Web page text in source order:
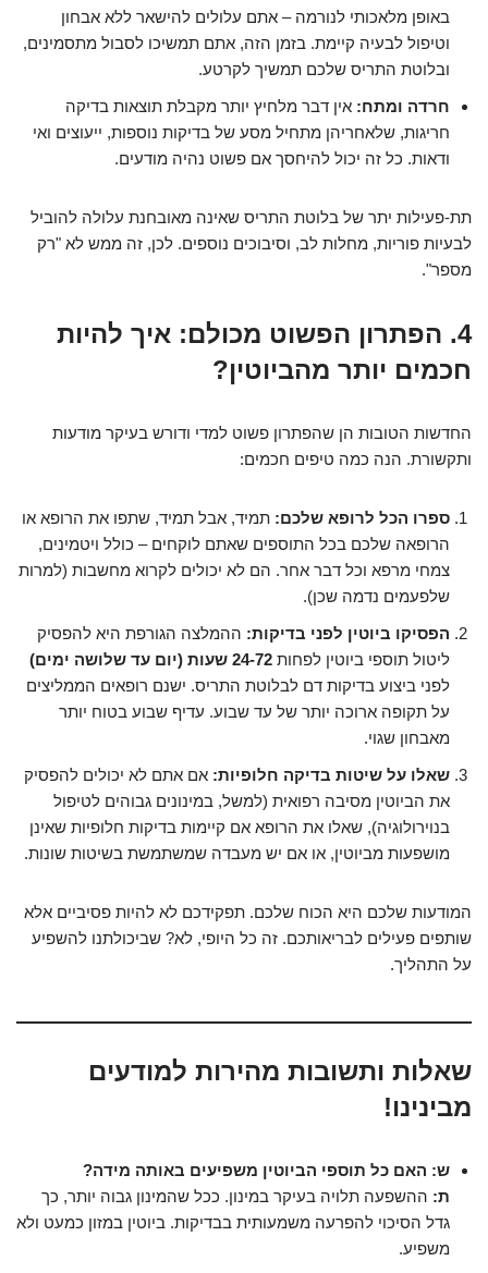
באופן מלאכותי לנורמה – אתם עלולים להישאר ללא אבחון
וטיפול לבעיה קיימת. בזמן הזה, אתם תמשיכו לסבול מתסמינים,
ובלוטת התריס שלכם תמשיך לקרטע.
חרדה ומתח: אין דבר מלחיץ יותר מקבלת תוצאות בדיקה
חריגות, שלאחריהן מתחיל מסע של בדיקות נוספות, ייעוצים ואי
ודאות. כל זה יכול להיחסך אם פשוט נהיה מודעים.
תת-פעילות יתר של בלוטת התריס שאינה מאובחנת עלולה להוביל
לבעיות פוריות, מחלות לב, וסיבוכים נוספים. לכן, זה ממש לא "רק
מספר".
4. הפתרון הפשוט מכולם: איך להיות
חכמים יותר מהביוטין?
החדשות הטובות הן שהפתרון פשוט למדי ודורש בעיקר מודעות
ותקשורת. הנה כמה טיפים חכמים:
ספרו הכל לרופא שלכם: תמיד, אבל תמיד, שתפו את הרופא או
הרופאה שלכם בכל התוספים שאתם לוקחים – כולל ויטמינים,
צמחי מרפא וכל דבר אחר. הם לא יכולים לקרוא מחשבות (למרות
שלפעמים נדמה שכן).
הפסיקו ביוטין לפני בדיקות: ההמלצה הגורפת היא להפסיק
ליטול תוספי ביוטין לפחות 24-72 שעות (יום עד שלושה ימים)
לפני ביצוע בדיקות דם לבלוטת התריס. ישנם רופאים הממליצים
על תקופה ארוכה יותר של עד שבוע. עדיף שבוע בטוח יותר
מאבחון שגוי.
שאלו על שיטות בדיקה חלופיות: אם אתם לא יכולים להפסיק
את הביוטין מסיבה רפואית (למשל, במינונים גבוהים לטיפול
בנוירולוגיה), שאלו את הרופא אם קיימות בדיקות חלופיות שאינן
מושפעות מביוטין, או אם יש מעבדה שמשתמשת בשיטות שונות.
המודעות שלכם היא הכוח שלכם. תפקידכם לא להיות פסיביים אלא
שותפים פעילים לבריאותכם. זה כל היופי, לא? שביכולתנו להשפיע
על התהליך.
שאלות ותשובות מהירות למודעים
מבינינו!
ש: האם כל תוספי הביוטין משפיעים באותה מידה?
ת: ההשפעה תלויה בעיקר במינון. ככל שהמינון גבוה יותר, כך
גדל הסיכוי להפרעה משמעותית בבדיקות. ביוטין במזון כמעט ולא
משפיע.